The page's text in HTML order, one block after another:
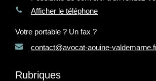
Afficher le téléphone
Votre portable ? Un fax ?
contact@avocat-aouine-
Rubriques